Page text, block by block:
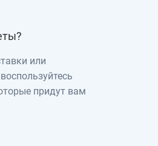
или
придут вам